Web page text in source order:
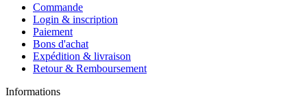
Commande
Login & inscription
Paiement
Bons d'achat
Expédition & livraison
Retour & Remboursement
Informations